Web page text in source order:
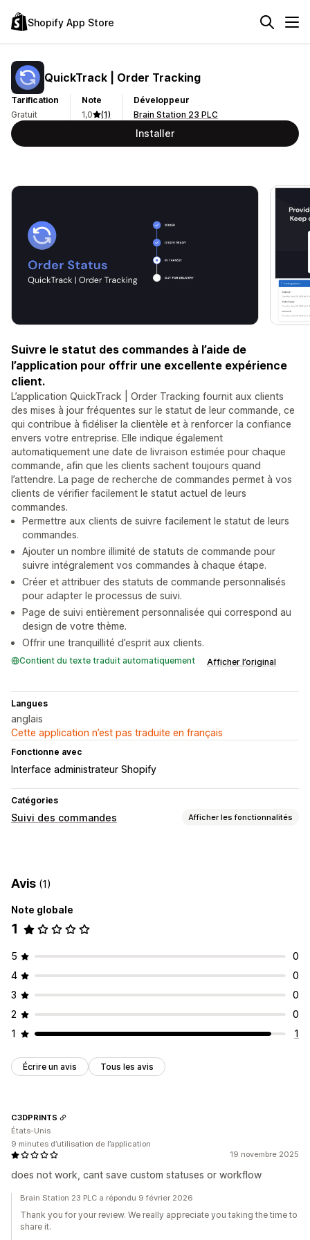
Shopify App Store
QuickTrack | Order Tracking
Tarification
Gratuit
Note
1,0
(1)
Développeur
Brain Station 23 PLC
Installer
Suivre le statut des commandes à l’aide de
l’application pour offrir une excellente expérience
client.
L’application QuickTrack | Order Tracking fournit aux clients
des mises à jour fréquentes sur le statut de leur commande, ce
qui contribue à fidéliser la clientèle et à renforcer la confiance
envers votre entreprise. Elle indique également
automatiquement une date de livraison estimée pour chaque
commande, afin que les clients sachent toujours quand
l’attendre. La page de recherche de commandes permet à vos
clients de vérifier facilement le statut actuel de leurs
commandes.
Permettre aux clients de suivre facilement le statut de leurs
commandes.
Ajouter un nombre illimité de statuts de commande pour
suivre intégralement vos commandes à chaque étape.
Créer et attribuer des statuts de commande personnalisés
pour adapter le processus de suivi.
Page de suivi entièrement personnalisée qui correspond au
design de votre thème.
Offrir une tranquillité d’esprit aux clients.
Contient du texte traduit automatiquement Afficher l’original
Langues
anglais
Cette application n’est pas traduite en français
Fonctionne avec
Interface administrateur Shopify
Catégories
Suivi des commandes Afficher les fonctionnalités
Automatisations
Avis (1)
Note globale
1
5
0
4
0
3
0
2
0
1
1
Écrire un avis Tous les avis
19 novembre 2025
does not work, cant save custom statuses or workflow
C3DPRINTS
États-Unis
9 minutes d’utilisation de l’application
Brain Station 23 PLC a répondu 9 février 2026
Thank you for your review. We really appreciate you taking the time to
share it.